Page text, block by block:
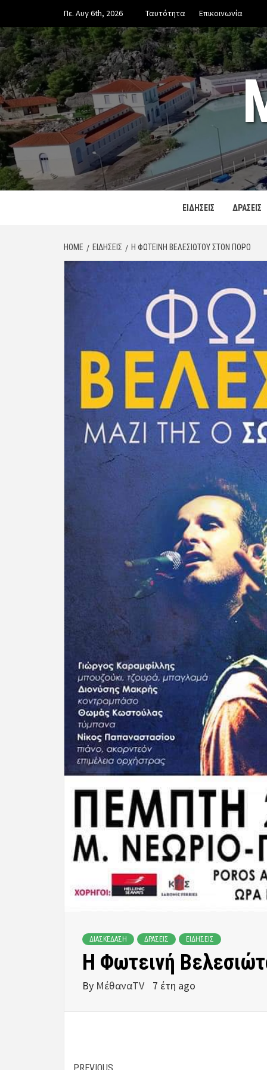
content
Πε. Αυγ 6th, 2026 Ταυτότητα Επικοινωνία
ΕΙΔΗΣΕΙΣ ΔΡΑΣΕΙΣ
HOME ΕΙΔΗΣΕΙΣ Η ΦΩΤΕΙΝΉ ΒΕΛΕΣΙΏΤΟΥ ΣΤΟΝ ΠΌΡΟ
ΔΙΑΣΚΕΔΑΣΗ ΔΡΑΣΕΙΣ ΕΙΔΗΣΕΙΣ
Η Φωτεινή
By ΜέθαναTV 7 έτη ago